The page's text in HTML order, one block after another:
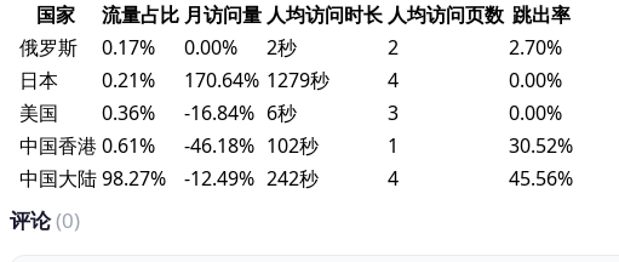
国家 流量占比 月访问量 人均访问时长 人均访问页数 跳出率
俄罗斯
0.17% 0.00% 2秒 2
2.70%
日本
0.21% 170.64% 1279秒 4
0.00%
美国
0.36% -16.84% 6秒 3
0.00%
中国香港 0.61% -46.18% 102秒 1
30.52%
中国大陆98.27% -12.49% 242秒 4 45.56%
评论(0)